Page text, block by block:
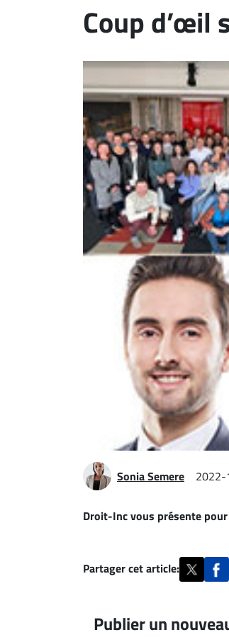
CARRIÈRE
EMPLOIS
TROUVEZ-
Coup d’œil
Sonia Semere 2022-
Droit-Inc vous présente
Partager cet article:
Publier un